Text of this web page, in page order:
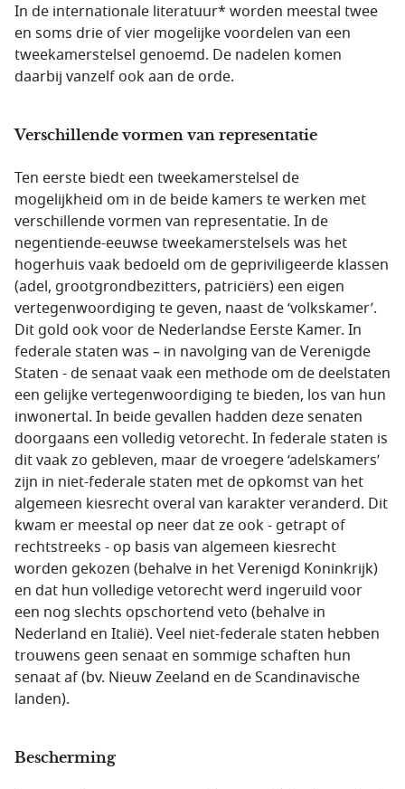
In de internationale literatuur* worden meestal twee
en soms drie of vier mogelijke voordelen van een
tweekamerstelsel genoemd. De nadelen komen
daarbij vanzelf ook aan de orde.
Verschillende vormen van representatie
Ten eerste biedt een tweekamerstelsel de
mogelijkheid om in de beide kamers te werken met
verschillende vormen van representatie. In de
negentiende-eeuwse tweekamerstelsels was het
hogerhuis vaak bedoeld om de gepriviligeerde klassen
(adel, grootgrondbezitters, patriciërs) een eigen
vertegenwoordiging te geven, naast de ‘volkskamer’.
Dit gold ook voor de Nederlandse Eerste Kamer. In
federale staten was – in navolging van de Verenigde
Staten - de senaat vaak een methode om de deelstaten
een gelijke vertegenwoordiging te bieden, los van hun
inwonertal. In beide gevallen hadden deze senaten
doorgaans een volledig vetorecht. In federale staten is
dit vaak zo gebleven, maar de vroegere ‘adelskamers’
zijn in niet-federale staten met de opkomst van het
algemeen kiesrecht overal van karakter veranderd. Dit
kwam er meestal op neer dat ze ook - getrapt of
rechtstreeks - op basis van algemeen kiesrecht
worden gekozen (behalve in het Verenigd Koninkrijk)
en dat hun volledige vetorecht werd ingeruild voor
een nog slechts opschortend veto (behalve in
Nederland en Italië). Veel niet-federale staten hebben
trouwens geen senaat en sommige schaften hun
senaat af (bv. Nieuw Zeeland en de Scandinavische
landen).
Bescherming